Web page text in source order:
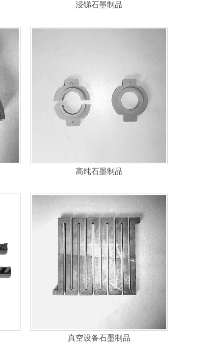
浸锑石墨制品
高纯石墨制品
真空设备石墨制品